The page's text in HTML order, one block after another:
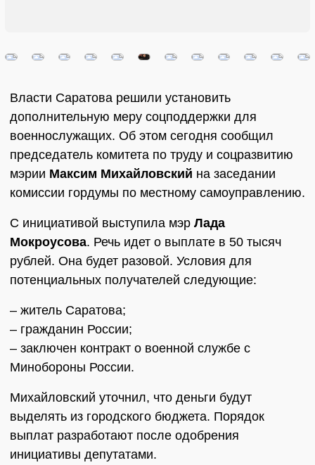
Власти Саратова решили установить
дополнительную меру соцподдержки для
военнослужащих. Об этом сегодня сообщил
председатель комитета по труду и соцразвитию
мэрии Максим Михайловский на заседании
комиссии гордумы по местному самоуправлению.
С инициативой выступила мэр Лада
Мокроусова. Речь идет о выплате в 50 тысяч
рублей. Она будет разовой. Условия для
потенциальных получателей следующие:
– житель Саратова;
– гражданин России;
– заключен контракт о военной службе с
Минобороны России.
Михайловский уточнил, что деньги будут
выделять из городского бюджета. Порядок
выплат разработают после одобрения
инициативы депутатами.